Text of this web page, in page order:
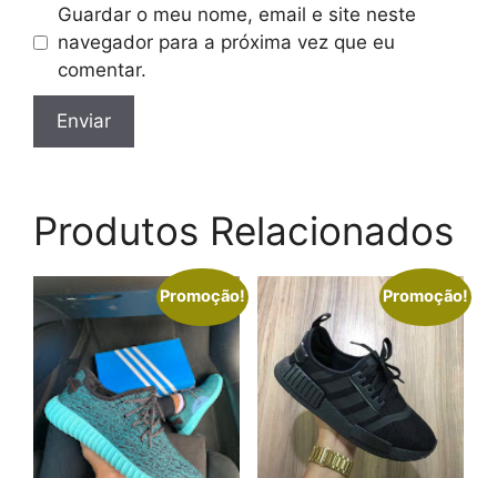
Guardar o meu nome, email e site neste
navegador para a próxima vez que eu
comentar.
Produtos Relacionados
Promoção! Promoção!